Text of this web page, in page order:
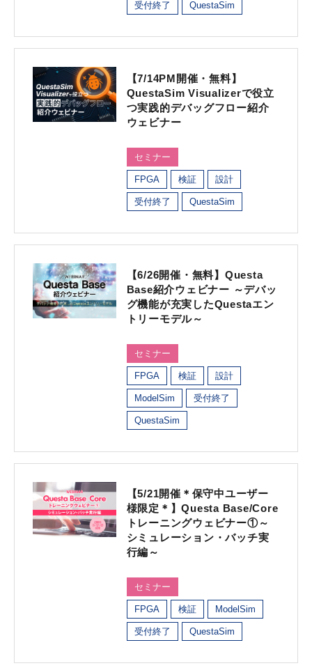
受付終了 QuestaSim
【7/14PM開催・無料】
QuestaSim Visualizerで役立
つ実践的デバッグフロー紹介
ウェビナー
セミナー
FPGA 検証 設計
受付終了 QuestaSim
【6/26開催・無料】Questa
Base紹介ウェビナー ～デバッ
グ機能が充実したQuestaエン
トリーモデル～
セミナー
FPGA 検証 設計
ModelSim 受付終了
QuestaSim
【5/21開催＊保守中ユーザー
様限定＊】Questa Base/Core
トレーニングウェビナー①～
シミュレーション・バッチ実
行編～
セミナー
FPGA 検証 ModelSim
受付終了 QuestaSim